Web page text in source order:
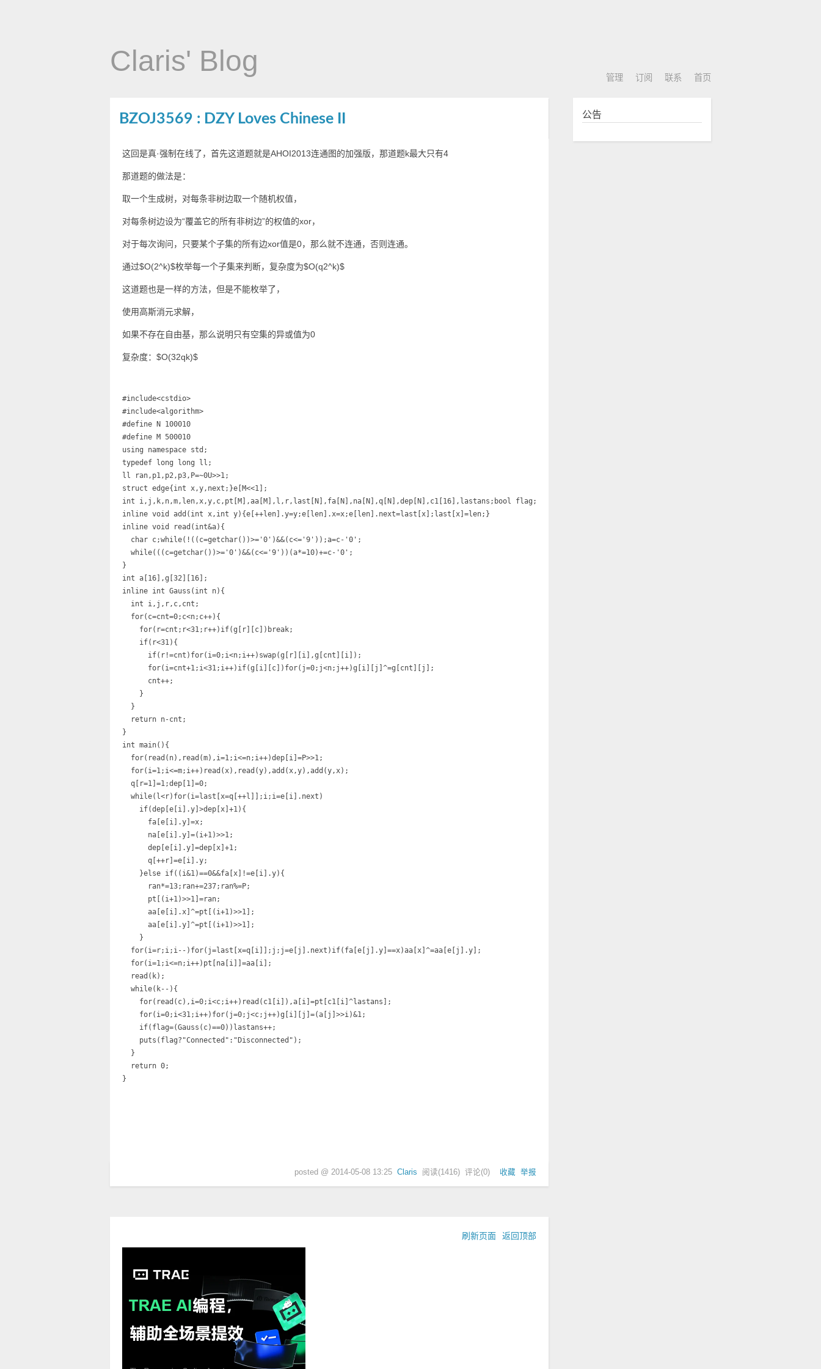
Claris' Blog
首页
联系
订阅
管理
BZOJ3569 : DZY Loves Chinese II
这回是真·强制在线了，首先这道题就是AHOI2013连通图的加强版，那道题k最大只有4
那道题的做法是：
取一个生成树，对每条非树边取一个随机权值，
对每条树边设为“覆盖它的所有非树边”的权值的xor，
对于每次询问，只要某个子集的所有边xor值是0，那么就不连通，否则连通。
通过$O(2^k)$枚举每一个子集来判断，复杂度为$O(q2^k)$
这道题也是一样的方法，但是不能枚举了，
使用高斯消元求解，
如果不存在自由基，那么说明只有空集的异或值为0
复杂度：$O(32qk)$
#include<cstdio>
#include<algorithm>
#define N 100010
#define M 500010
using namespace std;
typedef long long ll;
ll ran,p1,p2,p3,P=~0U>>1;
struct edge{int x,y,next;}e[M<<1];
int i,j,k,n,m,len,x,y,c,pt[M],aa[M],l,r,last[N],fa[N],na[N],q[N],dep[N],c1[16],lastans;bool flag;
inline void add(int x,int y){e[++len].y=y;e[len].x=x;e[len].next=last[x];last[x]=len;}
inline void read(int&a){
  char c;while(!((c=getchar())>='0')&&(c<='9'));a=c-'0';
  while(((c=getchar())>='0')&&(c<='9'))(a*=10)+=c-'0';
}
int a[16],g[32][16];
inline int Gauss(int n){
  int i,j,r,c,cnt;
  for(c=cnt=0;c<n;c++){
    for(r=cnt;r<31;r++)if(g[r][c])break;
    if(r<31){
      if(r!=cnt)for(i=0;i<n;i++)swap(g[r][i],g[cnt][i]);
      for(i=cnt+1;i<31;i++)if(g[i][c])for(j=0;j<n;j++)g[i][j]^=g[cnt][j];
      cnt++;
    }
  }
  return n-cnt;
}
int main(){
  for(read(n),read(m),i=1;i<=n;i++)dep[i]=P>>1;
  for(i=1;i<=m;i++)read(x),read(y),add(x,y),add(y,x);
  q[r=1]=1;dep[1]=0;
  while(l<r)for(i=last[x=q[++l]];i;i=e[i].next)
    if(dep[e[i].y]>dep[x]+1){
      fa[e[i].y]=x;
      na[e[i].y]=(i+1)>>1;
      dep[e[i].y]=dep[x]+1;
      q[++r]=e[i].y;
    }else if((i&1)==0&&fa[x]!=e[i].y){
      ran*=13;ran+=237;ran%=P;
      pt[(i+1)>>1]=ran;
      aa[e[i].x]^=pt[(i+1)>>1];
      aa[e[i].y]^=pt[(i+1)>>1];
    }
  for(i=r;i;i--)for(j=last[x=q[i]];j;j=e[j].next)if(fa[e[j].y]==x)aa[x]^=aa[e[j].y];
  for(i=1;i<=n;i++)pt[na[i]]=aa[i];
  read(k);
  while(k--){
    for(read(c),i=0;i<c;i++)read(c1[i]),a[i]=pt[c1[i]^lastans];
    for(i=0;i<31;i++)for(j=0;j<c;j++)g[i][j]=(a[j]>>i)&1;
    if(flag=(Gauss(c)==0))lastans++;
    puts(flag?"Connected":"Disconnected");
  }
  return 0;
posted @2014-05-08 13:25 Claris 阅读(1416) 评论(0) 收藏 举报
刷新页面 返回顶部
公告